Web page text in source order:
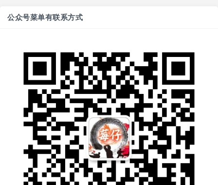
公众号菜单有联系方式